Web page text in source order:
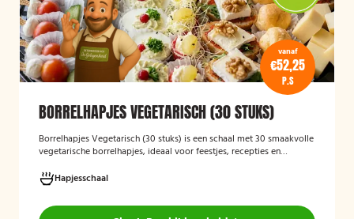
vanaf
€52,25
P.S
BORRELHAPJES VEGETARISCH (30 STUKS)
Borrelhapjes Vegetarisch (30 stuks) is een schaal met 30 smaakvolle
vegetarische borrelhapjes, ideaal voor feestjes, recepties en
selectie die geschikt is voor vegetariërs, zodat gasten kunnen
genieten van een feestelijke en veelzijdige borrelervaring.
Hapjesschaal